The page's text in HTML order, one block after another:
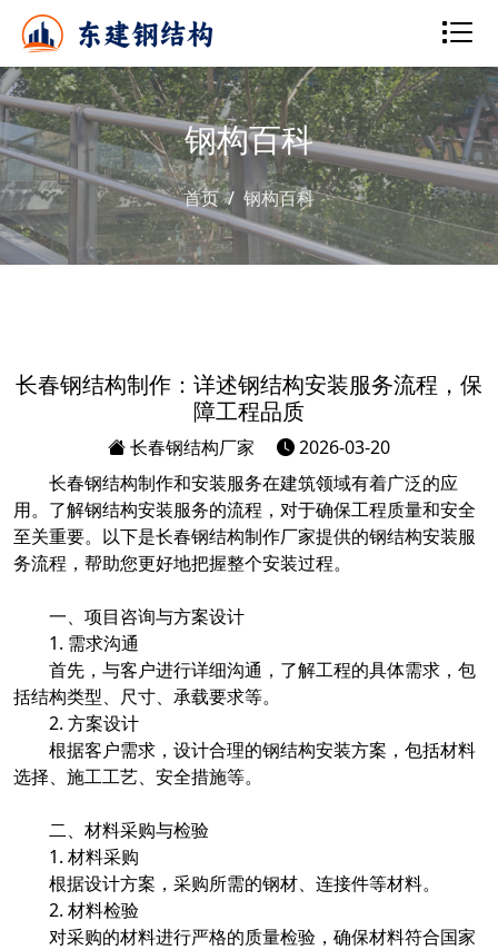
钢构百科
首页 钢构百科
长春钢结构制作：详述钢结构安装服务流程，保
障工程品质
长春钢结构厂家
2026-03-20
长春钢结构制作和安装服务在建筑领域有着广泛的应
用。了解钢结构安装服务的流程，对于确保工程质量和安全
至关重要。以下是长春钢结构制作厂家提供的钢结构安装服
务流程，帮助您更好地把握整个安装过程。
一、项目咨询与方案设计
1. 需求沟通
首先，与客户进行详细沟通，了解工程的具体需求，包
括结构类型、尺寸、承载要求等。
2. 方案设计
根据客户需求，设计合理的钢结构安装方案，包括材料
选择、施工工艺、安全措施等。
二、材料采购与检验
1. 材料采购
根据设计方案，采购所需的钢材、连接件等材料。
2. 材料检验
对采购的材料进行严格的质量检验，确保材料符合国家